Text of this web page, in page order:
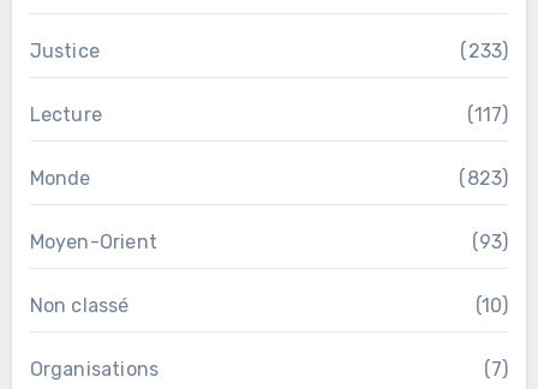
Justice (233)
Lecture (117)
Monde (823)
Moyen-Orient (93)
Non classé (10)
Organisations (7)